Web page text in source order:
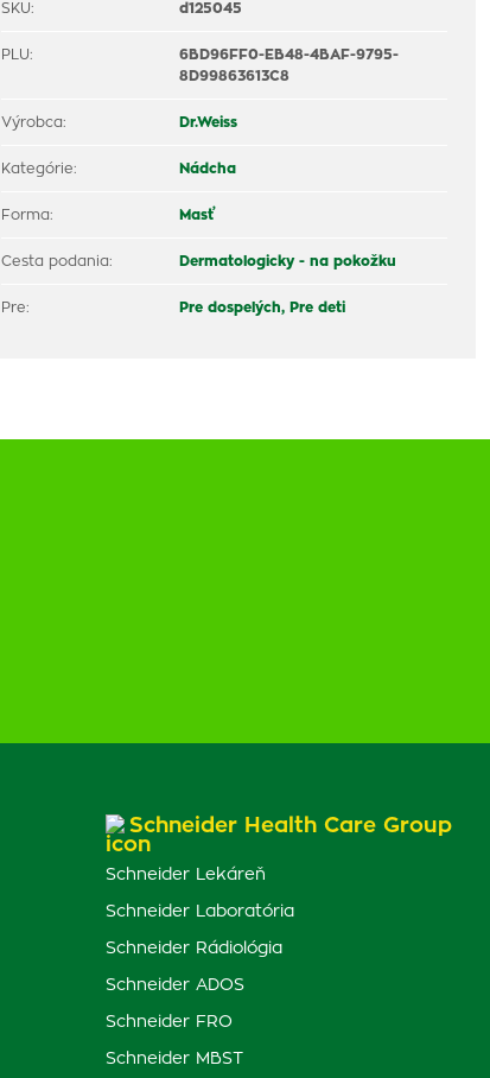
SKU: d125045
PLU:
6BD96FF0-EB48-4BAF-9795-
8D99863613C8
Výrobca: Dr.Weiss
Kategórie: Nádcha
Forma: Masť
Cesta podania: Dermatologicky - na pokožku
Pre: Pre dospelých, Pre deti
Schneider Health Care Group
Schneider Lekáreň
Schneider Laboratória
Schneider Rádiológia
Schneider ADOS
Schneider FRO
Schneider MBST